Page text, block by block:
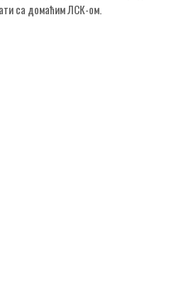
са домаћим ЛСК-ом.